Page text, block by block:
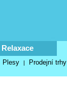
Relaxace
Plesy | Prodejní trhy